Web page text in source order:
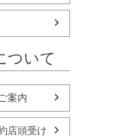
ついて
案内
店頭受け